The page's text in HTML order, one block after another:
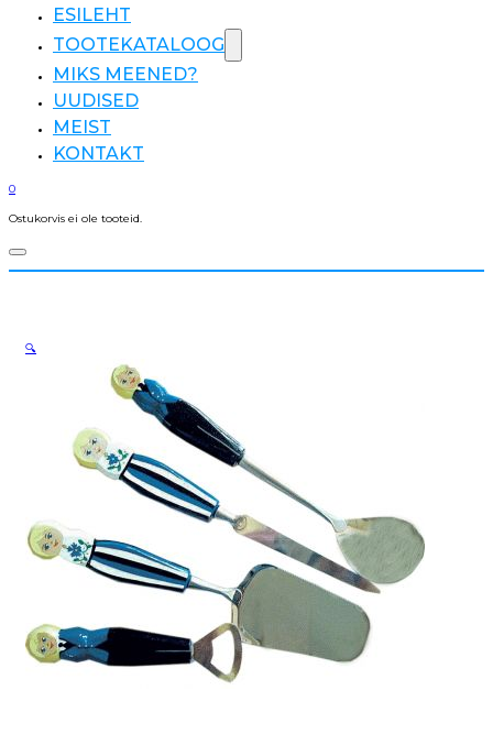
ESILEHT
TOOTEKATALOOG
MIKS MEENED?
UUDISED
MEIST
KONTAKT
0
Ostukorvis ei ole tooteid.
🔍